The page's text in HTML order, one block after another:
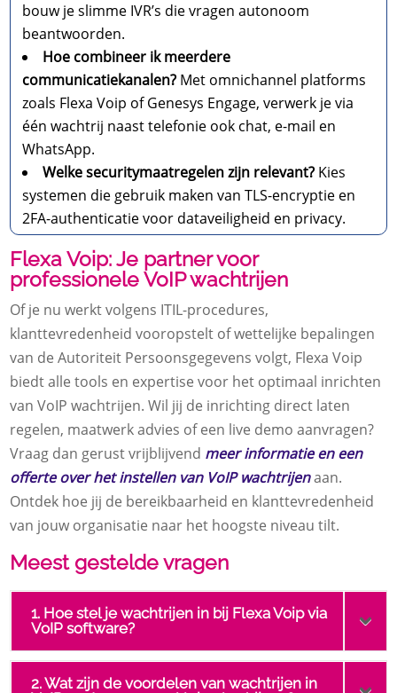
bouw je slimme IVR’s die vragen autonoom
beantwoorden.
Hoe combineer ik meerdere
communicatiekanalen? Met omnichannel platforms
zoals Flexa Voip of Genesys Engage, verwerk je via
één wachtrij naast telefonie ook chat, e-mail en
WhatsApp.
Welke securitymaatregelen zijn relevant? Kies
systemen die gebruik maken van TLS-encryptie en
2FA-authenticatie voor dataveiligheid en privacy.
Flexa Voip: Je partner voor
professionele VoIP wachtrijen
Of je nu werkt volgens ITIL-procedures,
klanttevredenheid vooropstelt of wettelijke bepalingen
van de Autoriteit Persoonsgegevens volgt, Flexa Voip
biedt alle tools en expertise voor het optimaal inrichten
van VoIP wachtrijen. Wil jij de inrichting direct laten
regelen, maatwerk advies of een live demo aanvragen?
Vraag dan gerust vrijblijvend meer informatie en een
offerte over het instellen van VoIP wachtrijenaan.
Ontdek hoe jij de bereikbaarheid en klanttevredenheid
van jouw organisatie naar het hoogste niveau tilt.
Meest gestelde vragen
1. Hoe stel je wachtrijen in bij Flexa Voip via
VoIP software?
2. Wat zijn de voordelen van wachtrijen in